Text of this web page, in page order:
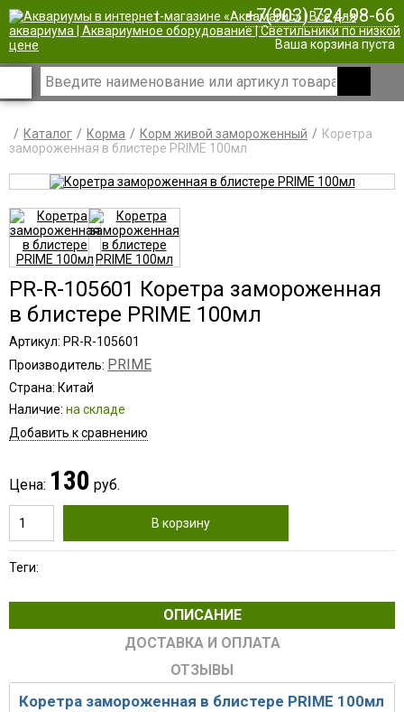
| +7(903) 724-98-66
Ваша корзина пуста
Каталог Корма Корм живой замороженный
Коретра
замороженная в блистере PRIME 100мл
PR-R-105601 Коретра замороженная
в блистере PRIME 100мл
Артикул: PR-R-105601
Производитель: PRIME
Страна: Китай
Наличие: на складе
Добавить к сравнению
Цена: 130 руб.
В корзину
Теги:
ОПИСАНИЕ
ДОСТАВКА И ОПЛАТА
ОТЗЫВЫ
Коретра замороженная в блистере PRIME 100мл